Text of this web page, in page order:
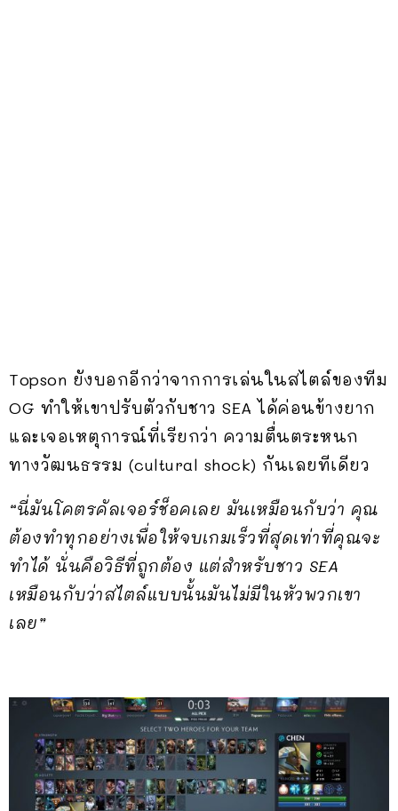
Topson ยังบอกอีกว่าจากการเล่นในสไตล์ของทีม
OG ทำให้เขาปรับตัวกับชาว SEA ได้ค่อนข้างยาก
และเจอเหตุการณ์ที่เรียกว่า ความตื่นตระหนก
ทางวัฒนธรรม (cultural shock) กันเลยทีเดียว
“นี่มันโคตรคัลเจอร์ช็อคเลย มันเหมือนกับว่า คุณ
ต้องทำทุกอย่างเพื่อให้จบเกมเร็วที่สุดเท่าที่คุณจะ
ทำได้ นั่นคือวิธีที่ถูกต้อง แต่สำหรับชาว SEA
เหมือนกับว่าสไตล์แบบนั้นมันไม่มีในหัวพวกเขา
เลย”